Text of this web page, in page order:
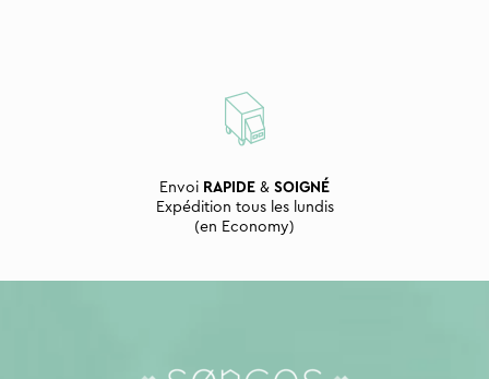
Envoi RAPIDE & SOIGNÉ
Expédition tous les lundis
(en Economy)